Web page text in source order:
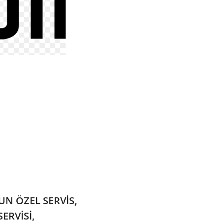
ÖZEL SERVİS,